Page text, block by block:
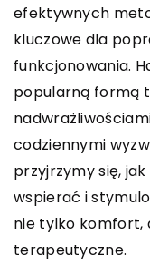
efektywnych
kluczowe dla
funkcjonowania.
popularną formą
codziennymi
przyjrzymy się,
wspierać i
nie tylko komfort,
terapeutyczne.